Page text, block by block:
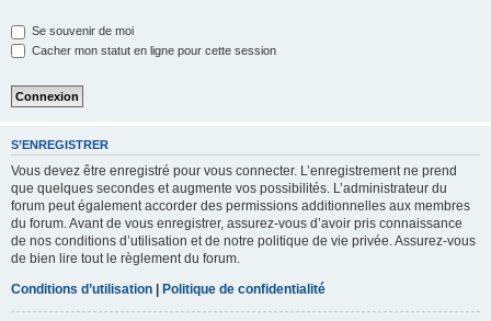
Se souvenir de moi
Cacher mon statut en ligne pour cette session
S’ENREGISTRER
Vous devez être enregistré pour vous connecter. L’enregistrement ne prend
que quelques secondes et augmente vos possibilités. L’administrateur du
forum peut également accorder des permissions additionnelles aux membres
du forum. Avant de vous enregistrer, assurez-vous d’avoir pris connaissance
de nos conditions d’utilisation et de notre politique de vie privée. Assurez-vous
de bien lire tout le règlement du forum.
Conditions d’utilisation | Politique de confidentialité